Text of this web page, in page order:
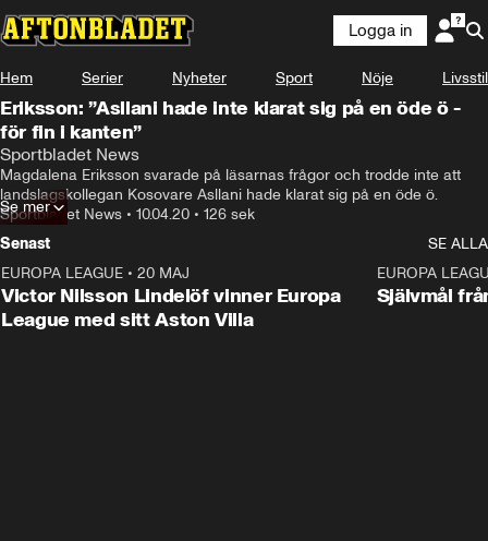
Logga in
Hem Serier Nyheter Sport Nöje Livsstil
Eriksson: ”Asllani hade inte klarat sig på en öde ö -
för fin i kanten”
Sportbladet News
Magdalena Eriksson svarade på läsarnas frågor och trodde inte att
landslagskollegan Kosovare Asllani hade klarat sig på en öde ö.
Sportbladet News • 10.04.20 • 126 sek
Se mer
Senast
SE ALLA
EUROPA LEAGUE • 20 MAJ
Victor Nilsson Lindelöf vinner Europa
League med sitt Aston Villa
EUROPA
Självmål